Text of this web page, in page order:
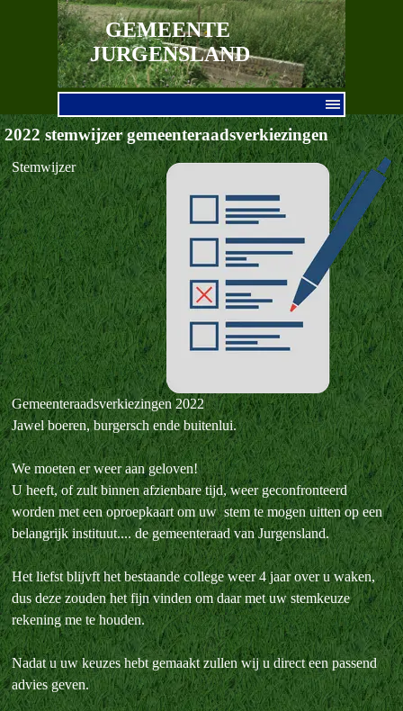
Ga naar de inhoud
GEMEENTE
JURGENSLAND
2022 stemwijzer gemeenteraadsverkiezingen
Stemwijzer
Gemeenteraadsverkiezingen 2022
Jawel boeren, burgersch ende buitenlui.
We moeten er weer aan geloven!
U heeft, of zult binnen afzienbare tijd, weer geconfronteerd
worden met een oproepkaart om uw stem te mogen uitten op een
belangrijk instituut.... de gemeenteraad van Jurgensland.
Het liefst blijvft het bestaande college weer 4 jaar over u waken,
dus deze zouden het fijn vinden om daar met uw stemkeuze
rekening me te houden.
Nadat u uw keuzes hebt gemaakt zullen wij u direct een passend
advies geven.